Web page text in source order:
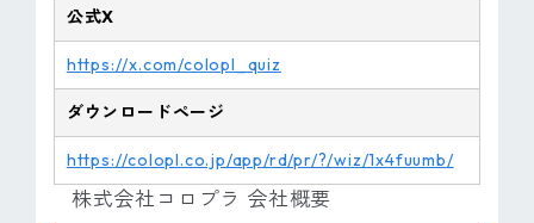
公式X
https://x.com/colopl_quiz
ダウンロードページ
https://colopl.co.jp/app/rd/pr/?/wiz/1x4fuumb/
株式会社コロプラ 会社概要